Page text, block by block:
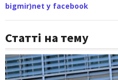
bigmir)net у facebook
Статті на тему